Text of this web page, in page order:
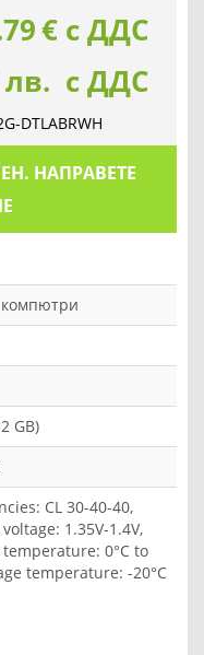
€ с ДДС
лв. с ДДС
DTLABRWH
НАПРАВЕТЕ
GB)
CL 30-40-40,
1.35V-1.4V,
0°C to
temperature: -20°C